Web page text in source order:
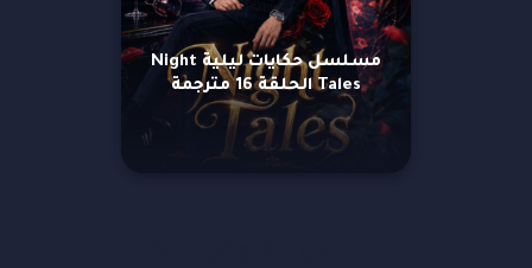
مسلسل حكايات ليلية Night
Tales الحلقة 16 مترجمة